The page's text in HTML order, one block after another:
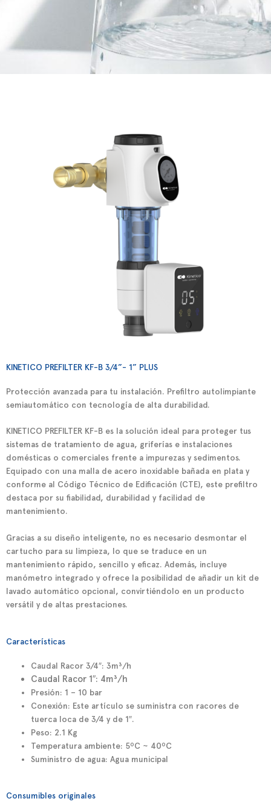
para instalarlos
fácilmente en cualquier
hogar moderno y poder
disfrutar de agua filtrada
en cantidad y calidad.
KINETICO PREFILTER KF-B 3/4”- 1” PLUS
Protección avanzada para tu instalación. Prefiltro autolimpiante
semiautomático con tecnología de alta durabilidad.
KINETICO PREFILTER KF-B es la solución ideal para proteger tus
sistemas de tratamiento de agua, griferías e instalaciones
domésticas o comerciales frente a impurezas y sedimentos.
Equipado con una malla de acero inoxidable bañada en plata y
conforme al Código Técnico de Edificación (CTE), este prefiltro
destaca por su fiabilidad, durabilidad y facilidad de
mantenimiento.
Gracias a su diseño inteligente, no es necesario desmontar el
cartucho para su limpieza, lo que se traduce en un
mantenimiento rápido, sencillo y eficaz. Además, incluye
manómetro integrado y ofrece la posibilidad de añadir un kit de
lavado automático opcional, convirtiéndolo en un producto
versátil y de altas prestaciones.
Características
Caudal Racor 3/4″: 3m³/h
Caudal Racor 1″: 4m³/h
Presión: 1 – 10 bar
Conexión: Este artículo se suministra con racores de
tuerca loca de 3/4 y de 1″.
Peso: 2.1 Kg
Temperatura ambiente: 5ºC ~ 40ºC
Suministro de agua: Agua municipal
Consumibles originales